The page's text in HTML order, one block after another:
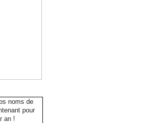
noms de
pour
an !